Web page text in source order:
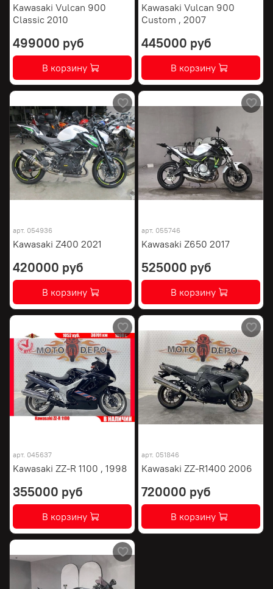
Kawasaki Vulcan 900
Classic 2010
499000 руб
В корзину
Kawasaki Vulcan 900
Custom , 2007
445000 руб
В корзину
арт. 054936
Kawasaki Z400 2021
420000 руб
В корзину
арт. 055746
Kawasaki Z650 2017
525000 руб
В корзину
арт. 045637
Kawasaki ZZ-R 1100 , 1998
355000 руб
В корзину
арт. 051846
Kawasaki ZZ-R1400 2006
720000 руб
В корзину